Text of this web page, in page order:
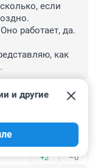
если
работает, да.
как
–1
красе)
+2 –0
и другие